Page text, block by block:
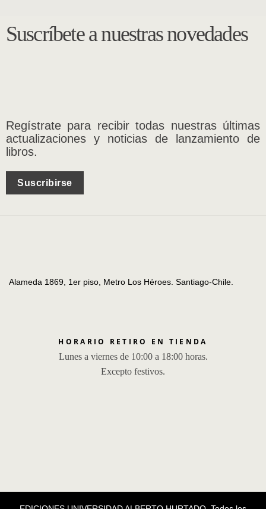
Suscríbete a nuestras novedades
Regístrate para recibir todas nuestras últimas
actualizaciones y noticias de lanzamiento de
libros.
Suscribirse
Alameda 1869, 1er piso, Metro Los Héroes. Santiago-Chile.
HORARIO RETIRO EN TIENDA
Lunes a viernes de 10:00 a 18:00 horas.
Excepto festivos.